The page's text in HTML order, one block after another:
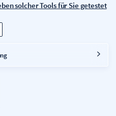
solcher Tools für Sie getestet